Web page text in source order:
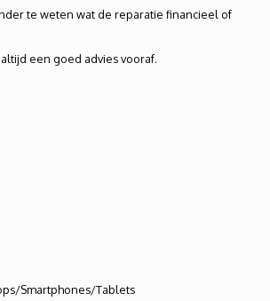
te weten wat de reparatie financieel of
een goed advies vooraf.
Smartphones/Tablets